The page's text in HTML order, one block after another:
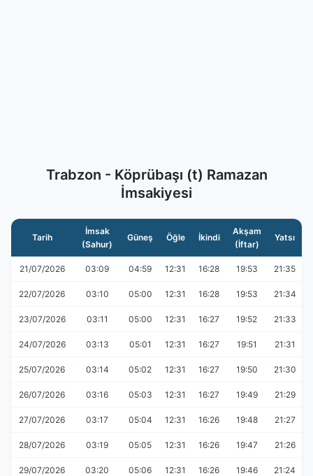
Trabzon - Köprübaşı (t) Ramazan
İmsakiyesi
Tarih
İmsak
(Sahur)
Güneş Öğle İkindi
Akşam
(İftar)
Yatsı
21/07/2026 03:09 04:59 12:31 16:28 19:53 21:35
22/07/2026 03:10 05:00 12:31 16:28 19:53 21:34
23/07/2026 03:11 05:00 12:31 16:27 19:52 21:33
24/07/2026 03:13 05:01 12:31 16:27 19:51 21:31
25/07/2026 03:14 05:02 12:31 16:27 19:50 21:30
26/07/2026 03:16 05:03 12:31 16:27 19:49 21:29
27/07/2026 03:17 05:04 12:31 16:26 19:48 21:27
28/07/2026 03:19 05:05 12:31 16:26 19:47 21:26
29/07/2026 03:20 05:06 12:31 16:26 19:46 21:24